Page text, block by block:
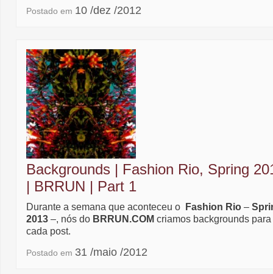
Postado em 10 /dez /2012
Backgrounds | Fashion Rio, Spring
| BRRUN | Part 1
Durante a semana que aconteceu o Fashion Rio –
2013 –, nós do BRRUN.COM criamos backgrounds para
cada post.
Postado em 31 /maio /2012